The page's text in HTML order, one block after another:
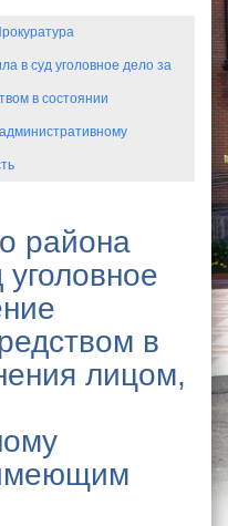
в суд уголовное дело за
в состоянии
района
в
лицом,